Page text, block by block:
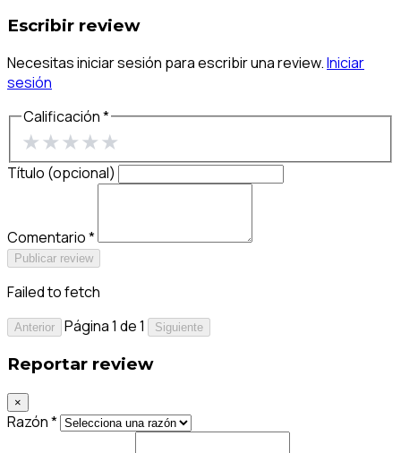
Escribir review
Necesitas iniciar sesión para escribir una review.Iniciar
sesión
Calificación *
★★★★★
Título (opcional)
Comentario *
Publicar review
Failed to fetch
Anterior Página 1 de 1 Siguiente
Reportar review
×
Razón *